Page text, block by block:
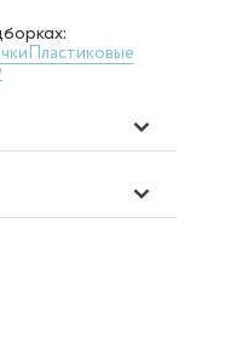
Пластиковые